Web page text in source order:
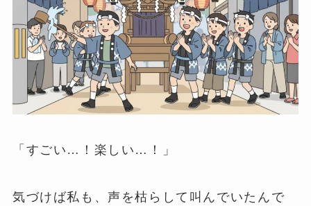
「すごい…！楽しい…！」
気づけば私も、声を枯らして叫んでいたんで